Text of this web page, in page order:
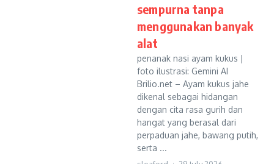
sempurna tanpa
menggunakan banyak
alat
penanak nasi ayam kukus |
foto ilustrasi: Gemini AI
Brilio.net – Ayam kukus jahe
dikenal sebagai hidangan
dengan cita rasa gurih dan
hangat yang berasal dari
perpaduan jahe, bawang putih,
serta ...